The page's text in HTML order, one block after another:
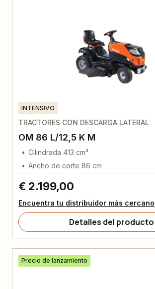
INTENSIVO
TRACTORES CON DESCARGA LATERAL
OM 86 L/12,5 K M
Cilindrada 413 cm³
Ancho de corte 86 cm
€ 2.199,00
Encuentra tu distribuidor más cercano
Detalles del producto
Precio de lanzamiento